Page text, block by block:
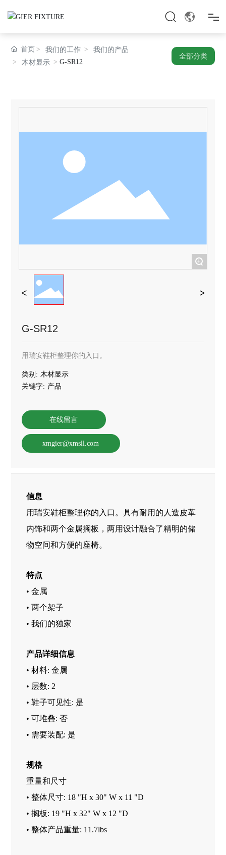
首页
我们是谁
我们做什么
首页 我们的工作
我们的产品
木材显示
G-SR12
全部分类
+
G-SR12
用瑞安鞋柜整理你的入口。
类别: 木材显示
关键字: 产品
在线留言
xmgier@xmsll.com
信息
用瑞安鞋柜整理你的入口。具有耐用的人造皮革
内饰和两个金属搁板，两用设计融合了精明的储
物空间和方便的座椅。
特点
• 金属
• 两个架子
• 我们的独家
产品详细信息
• 材料: 金属
• 层数: 2
• 鞋子可见性: 是
• 可堆叠: 否
• 需要装配: 是
规格
重量和尺寸
• 整体尺寸: 18 "H x 30" W x 11 "D
• 搁板: 19 "H x 32" W x 12 "D
• 整体产品重量: 11.7lbs